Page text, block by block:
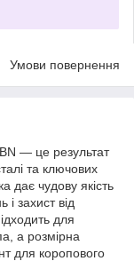
Умови повернення
— це результат
та ключових
дає чудову якість
і захист від
для
а розмірна
для коропового